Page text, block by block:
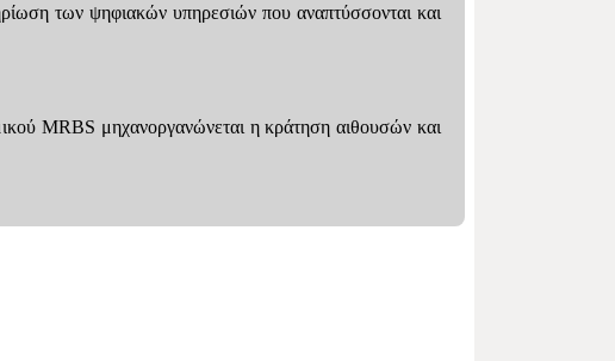
των ψηφιακών υπηρεσιών που αναπτύσσονται και
MRBS μηχανοργανώνεται η κράτηση αιθουσών και